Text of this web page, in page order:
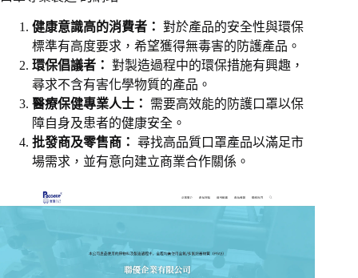
健康意識高的消費者： 對於產品的安全性與環保
標準有高度要求，希望獲得無毒害的防護產品。
環保倡議者： 對製造過程中的環保措施有興趣，
尋求不含有害化學物質的產品。
醫療保健專業人士：
需要高效能的防護口罩以保
障自身及患者的健康安全。
批發商及零售商： 尋找高品質口罩產品以滿足市
場需求，並有意向建立商業合作關係。